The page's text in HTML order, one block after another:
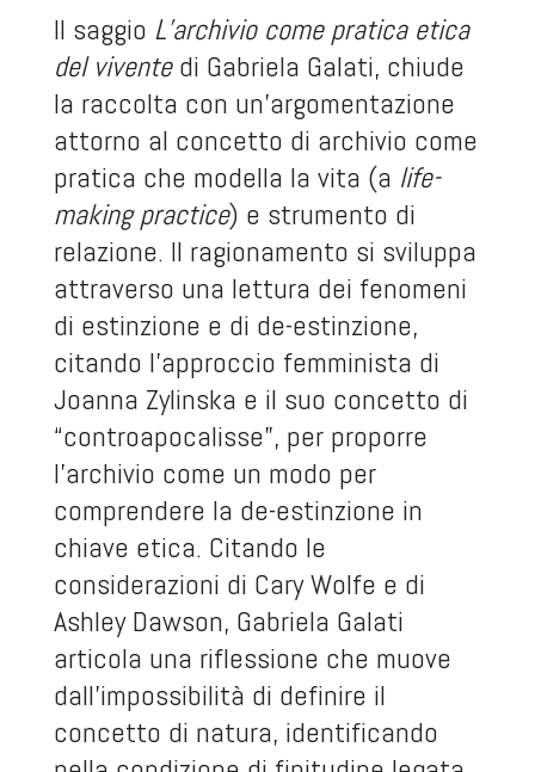
Il saggio L’archivio come pratica etica
del viventedi Gabriela Galati, chiude
la raccolta con un’argomentazione
attorno al concetto di archivio come
pratica che modella la vita (a life-
making practice) e strumento di
relazione. Il ragionamento si sviluppa
attraverso una lettura dei fenomeni
di estinzione e di de-estinzione,
citando l’approccio femminista di
Joanna Zylinska e il suo concetto di
“controapocalisse”, per proporre
l’archivio come un modo per
comprendere la de-estinzione in
chiave etica. Citando le
considerazioni di Cary Wolfe e di
Ashley Dawson, Gabriela Galati
articola una riflessione che muove
dall’impossibilità di definire il
concetto di natura, identificando